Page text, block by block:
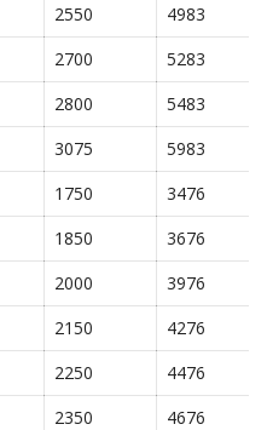
2550
4983
2700
5283
2800
5483
3075 5983
1750
3476
1850
3676
2000
3976
2150
4276
2250
4476
2350
4676